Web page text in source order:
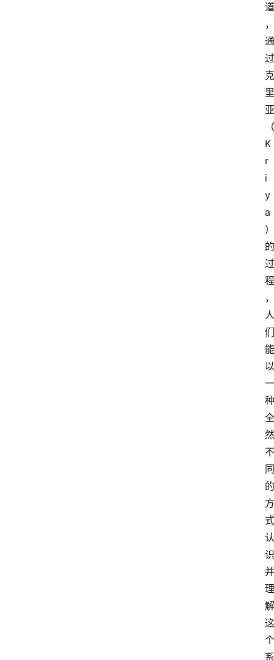
道
，
通
过
克
里
亚
（
K
r
i
y
a
）
的
过
程
，
人
们
能
以
一
种
全
然
不
同
的
方
式
认
识
并
理
解
这
个
系